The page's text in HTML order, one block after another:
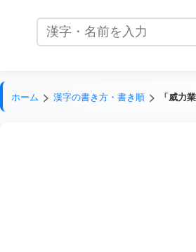
ホーム 漢字の書き方・書き順 「威力